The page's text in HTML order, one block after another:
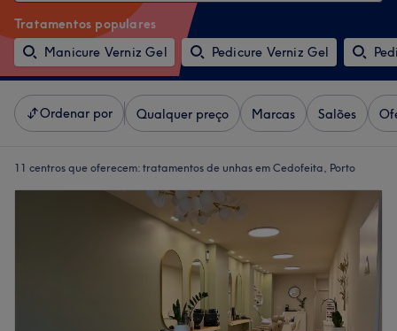
Tratamentos populares
Manicure Verniz Gel
Pedicure Verniz Gel
Ordenar por Qualquer preço Marcas Salões
11 centros que oferecem: tratamentos de unhas em Cedofeita, Porto